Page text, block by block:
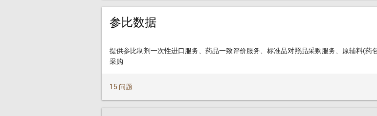
参比数据
15 问题
提供参比制剂一次性进口服务、药品一致评价服务、标准品对照品采购服务、原辅料(药
采购